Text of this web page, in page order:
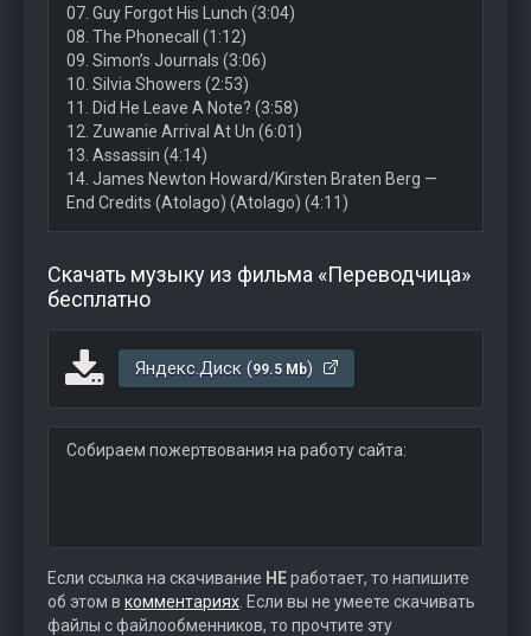
07. Guy Forgot His Lunch (3:04)
08. The Phonecall (1:12)
09. Simon’s Journals (3:06)
10. Silvia Showers (2:53)
11. Did He Leave A Note? (3:58)
12. Zuwanie Arrival At Un (6:01)
13. Assassin (4:14)
14. James Newton Howard/Kirsten Braten Berg —
End Credits (Atolago) (Atolago) (4:11)
Скачать музыку из фильма «Переводчица»
бесплатно
Яндекс.Диск (99.5 Mb)
Собираем пожертвования на работу сайта:
Если ссылка на скачивание НЕработает, то напишите
об этом в комментариях . Если вы не умеете скачивать
файлы с файлообменников, то прочтите эту